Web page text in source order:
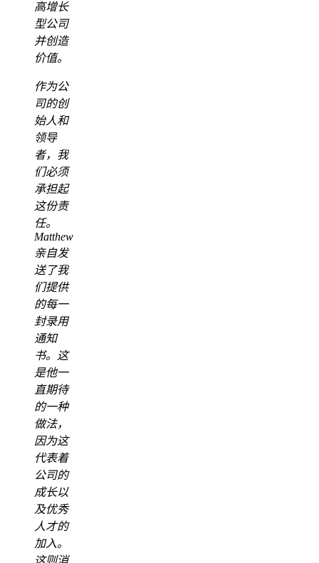
高增长
型公司
并创造
价值。
作为公
司的创
始人和
领导
者，我
们必须
承担起
这份责
任。
Matthew
亲自发
送了我
们提供
的每一
封录用
通知
书。这
是他一
直期待
的一种
做法，
因为这
代表着
公司的
成长以
及优秀
人才的
加入。
这则消